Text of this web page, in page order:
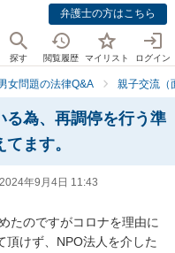
弁護士の方はこちら
探す 閲覧履歴 マイリスト ログイン
女問題の法律Q&A 親子交流（
る為、再調停を行う準
ます。
2024年9月4日 11:43
たのですがコロナを理由に
けず、NPO法人を介した